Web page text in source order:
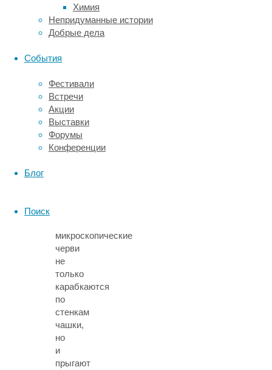
Химия
Непридуманные истории
Добрые дела
События
Фестивали
Встречи
Акции
Выставки
Форумы
Конференции
Блог
Поиск
ученых
подтолкнули
ранние
за
elegans.
Проследив
за
поведением
животных
в
микроскопические
черви
не
только
карабкаются
по
стенкам
чашки,
но
и
прыгают